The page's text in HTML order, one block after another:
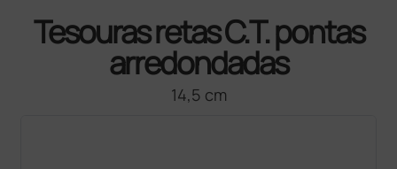
Tesouras retas C.T. pontas
arredondadas
14,5 cm